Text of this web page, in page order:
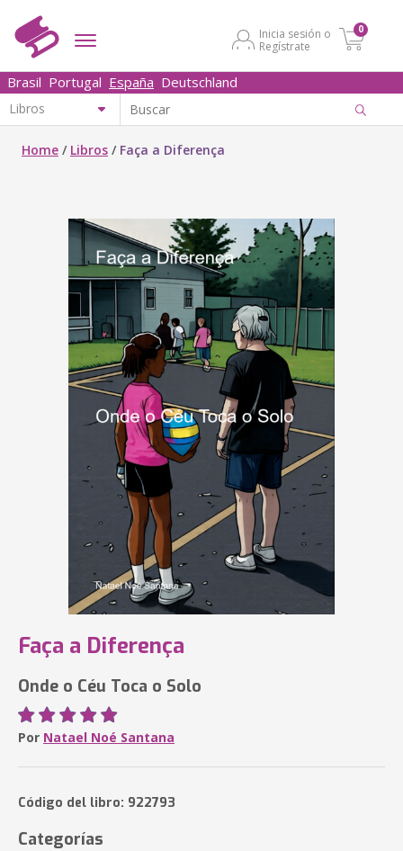
Inicia sesión o
Regístrate
0
Brasil Portugal España Deutschland
Home / Libros / Faça a Diferença
Faça a Diferença
Onde o Céu Toca o Solo
Por Natael Noé Santana
Código del libro: 922793
Categorías